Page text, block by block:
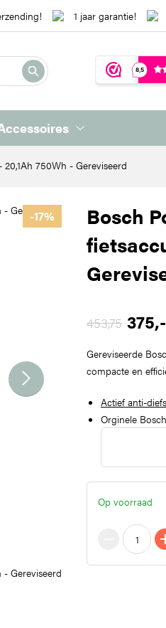
1 jaar garantie!
750Wh - Gereviseerd
-17%
Bosch
453,75 375,-
Gereviseerde
compacte en
Actief anti-
Orginele
Op voorraad